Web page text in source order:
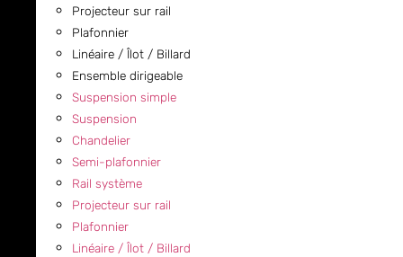
Projecteur sur rail
Plafonnier
Linéaire / Îlot / Billard
Ensemble dirigeable
Suspension simple
Suspension
Chandelier
Semi-plafonnier
Rail système
Projecteur sur rail
Plafonnier
Linéaire / Îlot / Billard